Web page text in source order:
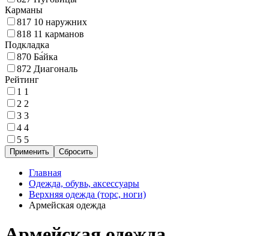
Карманы
817 10 наружних
818 11 карманов
Подкладка
870 Ба́йка
872 Диагональ
Рейтинг
1 1
2 2
3 3
4 4
5 5
Главная
Одежда, обувь, аксессуары
Верхняя одежда (торс, ноги)
Армейская одежда